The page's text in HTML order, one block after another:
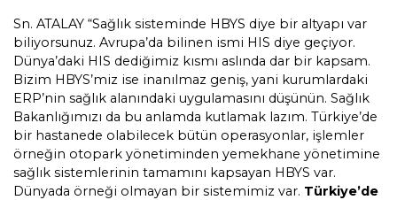
Sn. ATALAY “Sağlık sisteminde HBYS diye bir altyapı var
biliyorsunuz. Avrupa’da bilinen ismi HIS diye geçiyor.
Dünya’daki HIS dediğimiz kısmı aslında dar bir kapsam.
Bizim HBYS’miz ise inanılmaz geniş, yani kurumlardaki
ERP’nin sağlık alanındaki uygulamasını düşünün. Sağlık
Bakanlığımızı da bu anlamda kutlamak lazım. Türkiye’de
bir hastanede olabilecek bütün operasyonlar, işlemler
örneğin otopark yönetiminden yemekhane yönetimine
sağlık sistemlerinin tamamını kapsayan HBYS var.
Dünyada örneği olmayan bir sistemimiz var. Türkiye’de